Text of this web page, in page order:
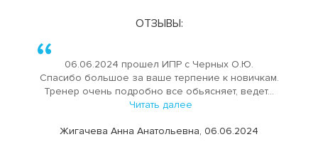
ОТЗЫВЫ:
06.06.2024 прошел ИПР с Черных О.Ю.
Спасибо большое за ваше терпение к новичкам.
Тренер очень подробно все обьясняет, ведет...
Читать далее
Жигачева Анна Анатольевна, 06.06.2024